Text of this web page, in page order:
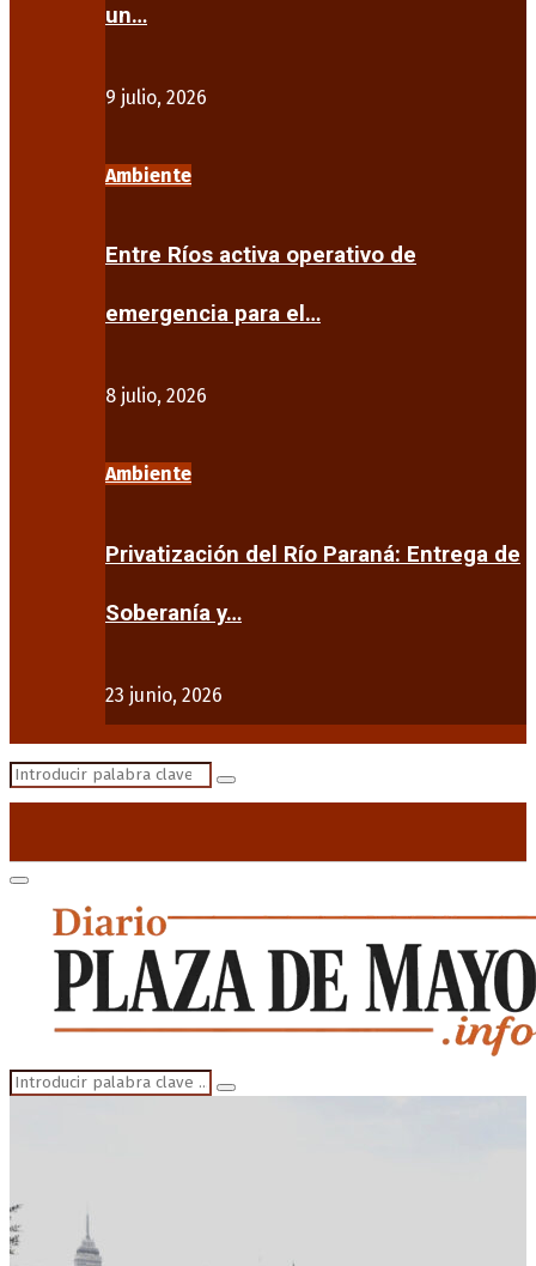
un…
9 julio, 2026
Ambiente
Entre Ríos activa operativo de
emergencia para el…
8 julio, 2026
Ambiente
Privatización del Río Paraná: Entrega de
Soberanía y…
23 junio, 2026
Search
Search
Primary
Menu
Search
for:
Search